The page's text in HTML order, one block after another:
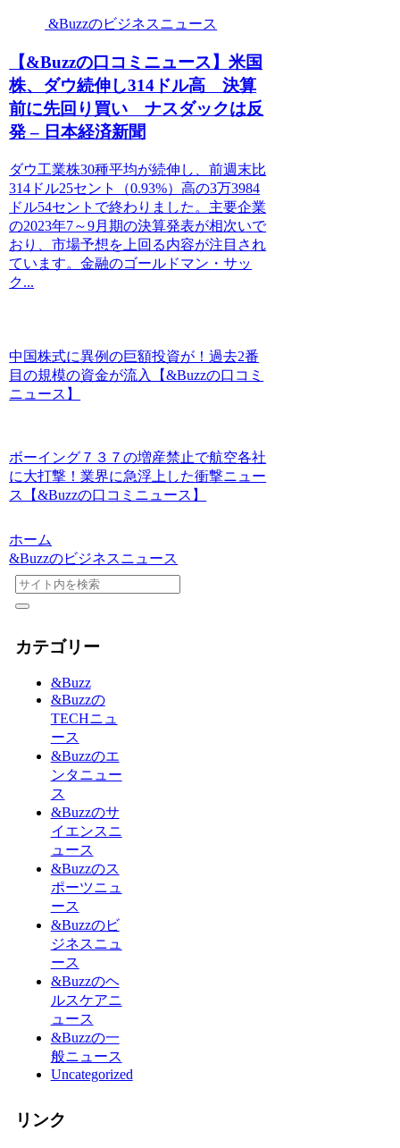
&Buzzのビジネスニュース
【&Buzzの口コミニュース】米国
株、ダウ続伸し314ドル高 決算
前に先回り買い ナスダックは反
発 – 日本経済新聞
ダウ工業株30種平均が続伸し、前週末比
314ドル25セント（0.93%）高の3万3984
ドル54セントで終わりました。主要企業
の2023年7～9月期の決算発表が相次いで
おり、市場予想を上回る内容が注目され
ています。金融のゴールドマン・サッ
ク...
中国株式に異例の巨額投資が！過去2番
目の規模の資金が流入【&Buzzの口コミ
ニュース】
ボーイング７３７の増産禁止で航空各社
に大打撃！業界に急浮上した衝撃ニュー
ス【&Buzzの口コミニュース】
ホーム
&Buzzのビジネスニュース
カテゴリー
&Buzz
&Buzzの
TECHニュ
ース
&Buzzのエ
ンタニュー
ス
&Buzzのサ
イエンスニ
ュース
&Buzzのス
ポーツニュ
ース
&Buzzのビ
ジネスニュ
ース
&Buzzのヘ
ルスケアニ
ュース
&Buzzの一
般ニュース
Uncategorized
リンク